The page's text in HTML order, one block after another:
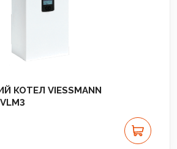
КОТЕЛ VIESSMANN